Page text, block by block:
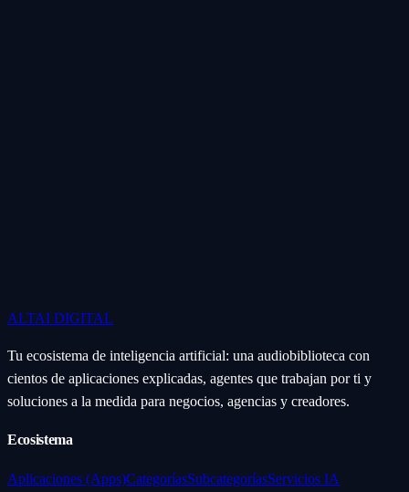
ALTAI DIGITAL
Tu ecosistema de inteligencia artificial: una audiobiblioteca con
cientos de aplicaciones explicadas, agentes que trabajan por ti y
soluciones a la medida para negocios, agencias y creadores.
Ecosistema
Aplicaciones (Apps)CategoríasSubcategoríasServicios IA